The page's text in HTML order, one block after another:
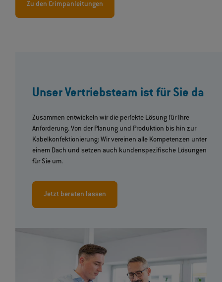
Zu den Crimpanleitungen
Unser Vertriebsteam ist für Sie da
Zusammen entwickeln wir die perfekte Lösung für Ihre
Anforderung. Von der Planung und Produktion bis hin zur
Kabelkonfektionierung: Wir vereinen alle Kompetenzen unter
einem Dach und setzen auch kundenspezifische Lösungen
für Sie um.
Jetzt beraten lassen